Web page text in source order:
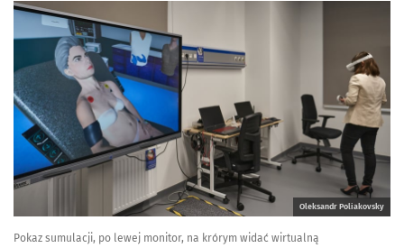
Oleksandr Poliakovsky
Pokaz sumulacji, po lewej monitor, na krórym widać wirtualną